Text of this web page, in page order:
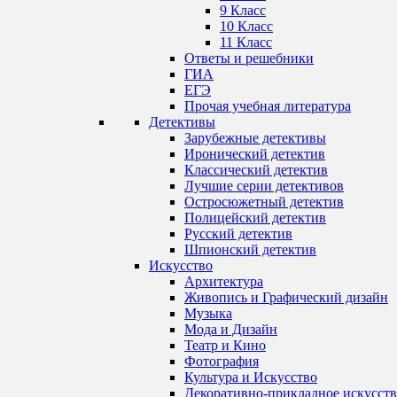
9 Класс
10 Класс
11 Класс
Ответы и решебники
ГИА
ЕГЭ
Прочая учебная литература
Детективы
Зарубежные детективы
Иронический детектив
Классический детектив
Лучшие серии детективов
Остросюжетный детектив
Полицейский детектив
Русский детектив
Шпионский детектив
Искусство
Архитектура
Живопись и Графический дизайн
Музыка
Мода и Дизайн
Театр и Кино
Фотография
Культура и Искусство
Декоративно-прикладное